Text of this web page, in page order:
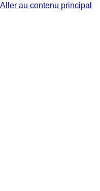
Aller au contenu principal